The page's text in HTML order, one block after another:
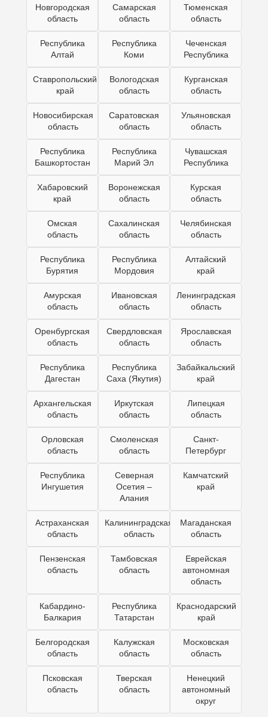
Новгородская
область
Самарская
область
Тюменская
область
Республика
Алтай
Республика
Коми
Чеченская
Республика
Ставропольский
край
Вологодская
область
Курганская
область
Новосибирская
область
Саратовская
область
Ульяновская
область
Республика
Башкортостан
Республика
Марий Эл
Чувашская
Республика
Хабаровский
край
Воронежская
область
Курская
область
Омская
область
Сахалинская
область
Челябинская
область
Республика
Бурятия
Республика
Мордовия
Алтайский
край
Амурская
область
Ивановская
область
Ленинградская
область
Оренбургская
область
Свердловская
область
Ярославская
область
Республика
Дагестан
Республика
Саха (Якутия)
Забайкальский
край
Архангельская
область
Иркутская
область
Липецкая
область
Орловская
область
Смоленская
область
Санкт-
Петербург
Республика
Ингушетия
Северная
Осетия –
Алания
Камчатский
край
Астраханская
область
Калининградская
область
Магаданская
область
Пензенская
область
Тамбовская
область
Еврейская
автономная
область
Кабардино-
Балкария
Республика
Татарстан
Краснодарский
край
Белгородская
область
Калужская
область
Московская
область
Псковская
область
Тверская
область
Ненецкий
автономный
округ